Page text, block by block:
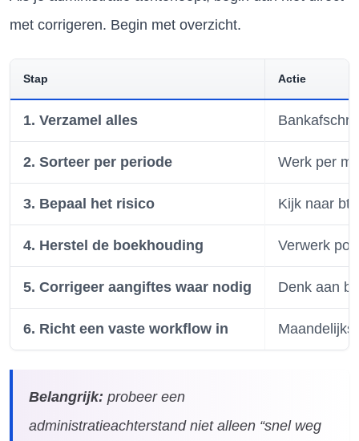
met corrigeren. Begin met overzicht.
Stap Actie
1. Verzamel alles
2. Sorteer per periode Werk per
3. Bepaal het risico Kijk naar
4. Herstel de boekhouding Verwerk
5. Corrigeer aangiftes waar nodig Denk aan
6. Richt een vaste workflow in
Belangrijk: probeer een
administratieachterstand niet alleen “snel weg